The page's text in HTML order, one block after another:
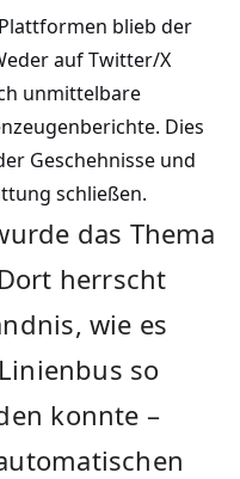
blieb der
auf Twitter/X
unmittelbare
Dies
Geschehnisse und
schließen.
das Thema
herrscht
wie es
so
konnte –